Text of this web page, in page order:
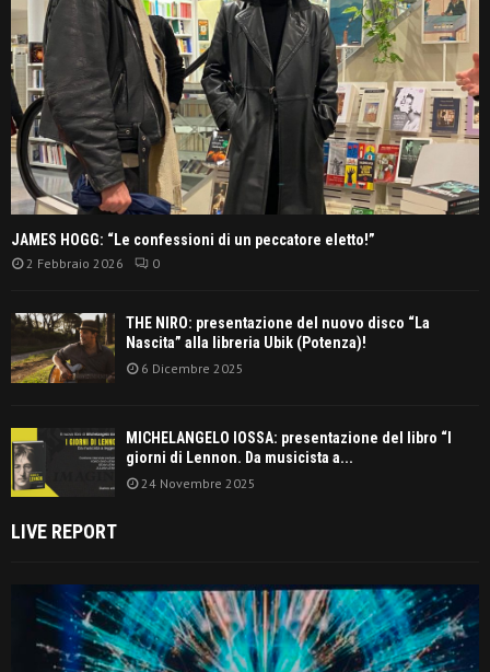
JAMES HOGG: “Le confessioni di un peccatore eletto!”
2 Febbraio 2026 0
THE NIRO: presentazione del nuovo disco “La
Nascita” alla libreria Ubik (Potenza)!
6 Dicembre 2025
MICHELANGELO IOSSA: presentazione del libro “I
giorni di Lennon. Da musicista a...
24 Novembre 2025
LIVE REPORT